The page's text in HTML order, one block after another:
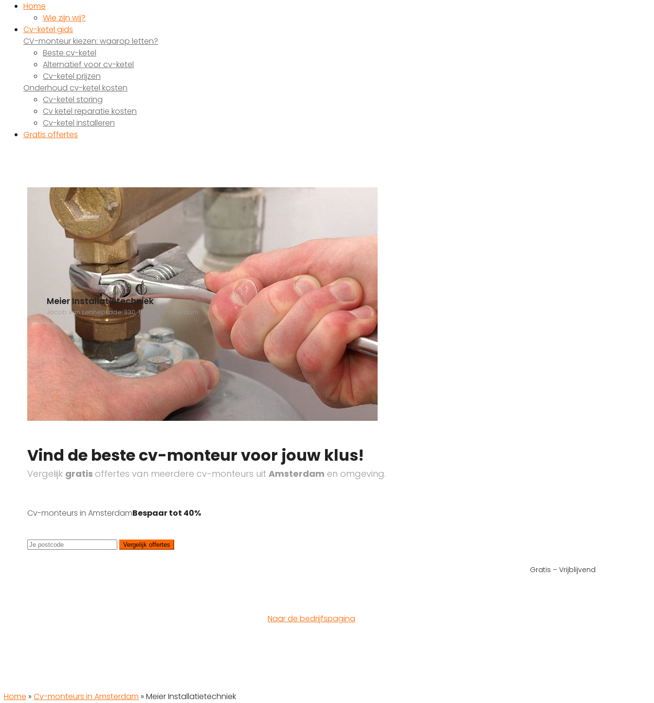
Home
Wie zijn wij?
Cv-ketel gids
CV-monteur kiezen: waarop letten?
Beste cv-ketel
Alternatief voor cv-ketel
Cv-ketel prijzen
Onderhoud cv-ketel kosten
Cv-ketel storing
Cv ketel reparatie kosten
Cv-ketel installeren
Gratis offertes
Meier Installatietechniek
Jacob van Lennepkade 330, 1053NJ Amsterdam
Vind de beste cv-monteur voor jouw klus!
Vergelijk gratis offertes van meerdere cv-monteurs uit Amsterdam en omgeving.
Cv-monteurs in AmsterdamBespaar tot 40%
Vergelijk offertes
Gratis – Vrijblijvend
Naar de bedrijfspagina
Home » Cv-monteurs in Amsterdam » Meier Installatietechniek